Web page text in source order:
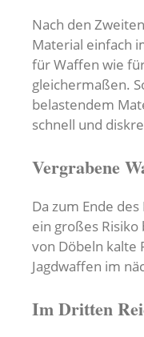
Nach den
Material einfach
für Waffen wie
gleichermaßen.
belastendem
schnell und
Vergrabene
Da zum Ende
ein großes
von Döbeln kalte
Jagdwaffen im
Im Dritten